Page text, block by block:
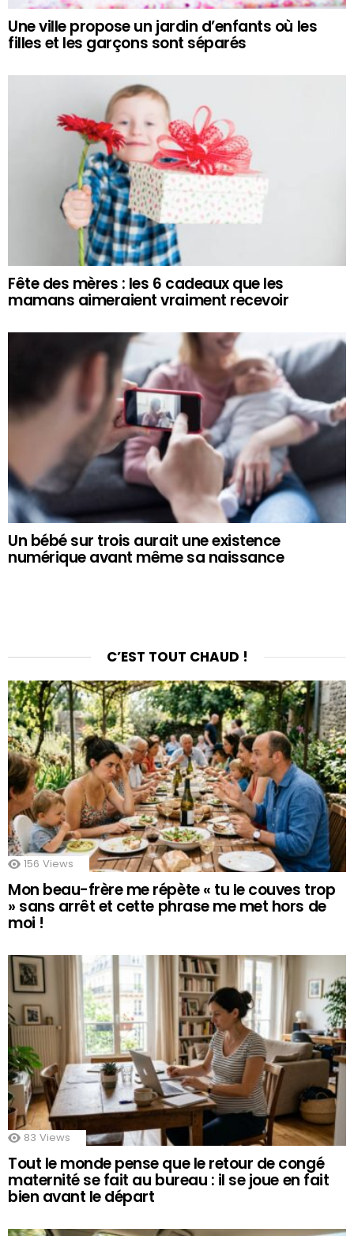
Une ville propose un jardin d’enfants où les
filles et les garçons sont séparés
Fête des mères : les 6 cadeaux que les
mamans aimeraient vraiment recevoir
Un bébé sur trois aurait une existence
numérique avant même sa naissance
C’EST TOUT CHAUD !
156 Views
Mon beau-frère me répète « tu le couves trop
» sans arrêt et cette phrase me met hors de
moi !
83 Views
Tout le monde pense que le retour de congé
maternité se fait au bureau : il se joue en fait
bien avant le départ